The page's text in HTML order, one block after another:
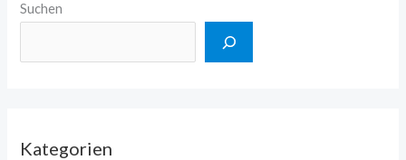
Suchen
Kategorien